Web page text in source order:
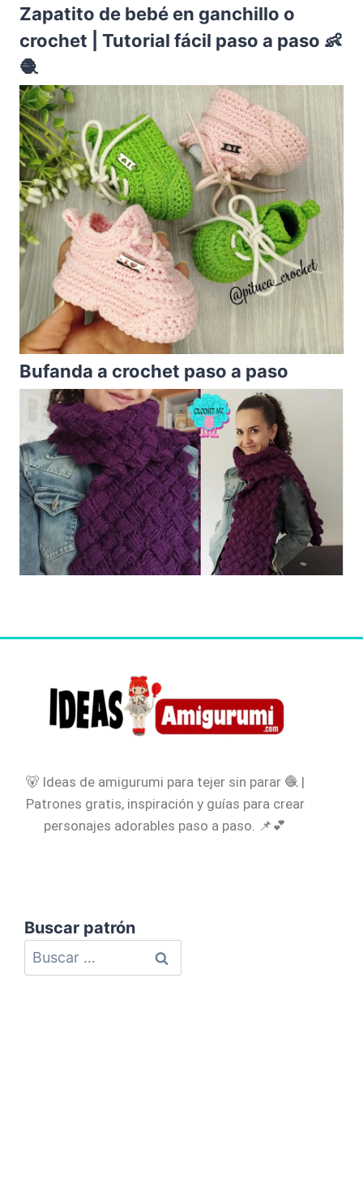
Zapatito de bebé en ganchillo o
crochet | Tutorial fácil paso a paso 👶
🧶
Bufanda a crochet paso a paso
🐻 Ideas de amigurumi para tejer sin parar 🧶 |
Patrones gratis, inspiración y guías para crear
personajes adorables paso a paso. 📌💕
Buscar patrón